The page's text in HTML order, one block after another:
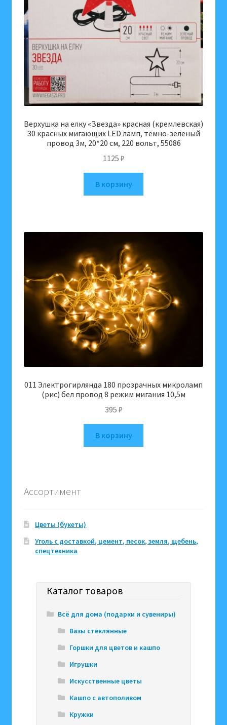
Верхушка на елку «Звезда» красная (кремлевская)
30 красных мигающих LED ламп, тёмно-зеленый
провод 3м, 20*20 см, 220 вольт, 55086
1125 ₽
В корзину
011 Электрогирлянда 180 прозрачных микроламп
(рис) бел провод 8 режим мигания 10,5м
395 ₽
В корзину
Ассортимент
Цветы (букеты)
Уголь с доставкой, цемент, песок, земля, щебень,
спецтехника
Каталог товаров
Всё для дома (подарки и сувениры)
Вазы стеклянные
Горшки для цветов и кашпо
Игрушки
Искусственные цветы
Кашпо с автополивом
Кружки